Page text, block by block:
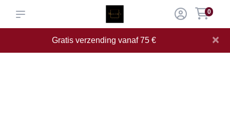
0
Gratis verzending vanaf 75 € ×